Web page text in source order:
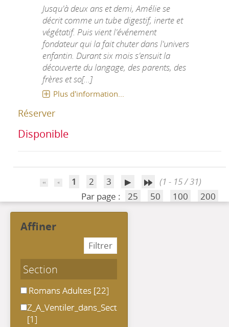
Jusqu'à deux ans et demi, Amélie se
décrit comme un tube digestif, inerte et
végétatif. Puis vient l'événement
fondateur qui la fait chuter dans l'univers
enfantin. Durant six mois s'ensuit la
découverte du langage, des parents, des
frères et so[...]
Plus d'information...
Réserver
Disponible
1 2 3
(1 - 15 / 31)
Par page :
25 50 100 200
affiner
Section
Romans Adultes
Romans Adultes [22]
Z_A_Ventiler_dans_Section
Z_A_Ventiler_dans_Section
[1]